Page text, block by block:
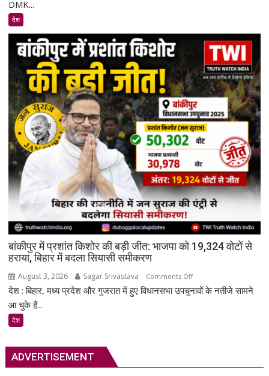
उदयनिधि
को
रिहा
का
आदेश
दिया;
कोई
न्यायिक
हिरासत
नहीं
DMK...
देश
बांकीपुर में प्रशांत किशोर की बड़ी जीत: भाजपा को 19,324 वोटों से
हराया, बिहार में बदला सियासी समीकरण
August 3, 2026 Sagar Srivastava Comments Offon
बांकीपुर
जीत:
देश : बिहार, मध्य प्रदेश और गुजरात में हुए विधानसभा उपचुनावों के नतीजे सामने
आ चुके हैं...
देश
ADVERTISEMENT